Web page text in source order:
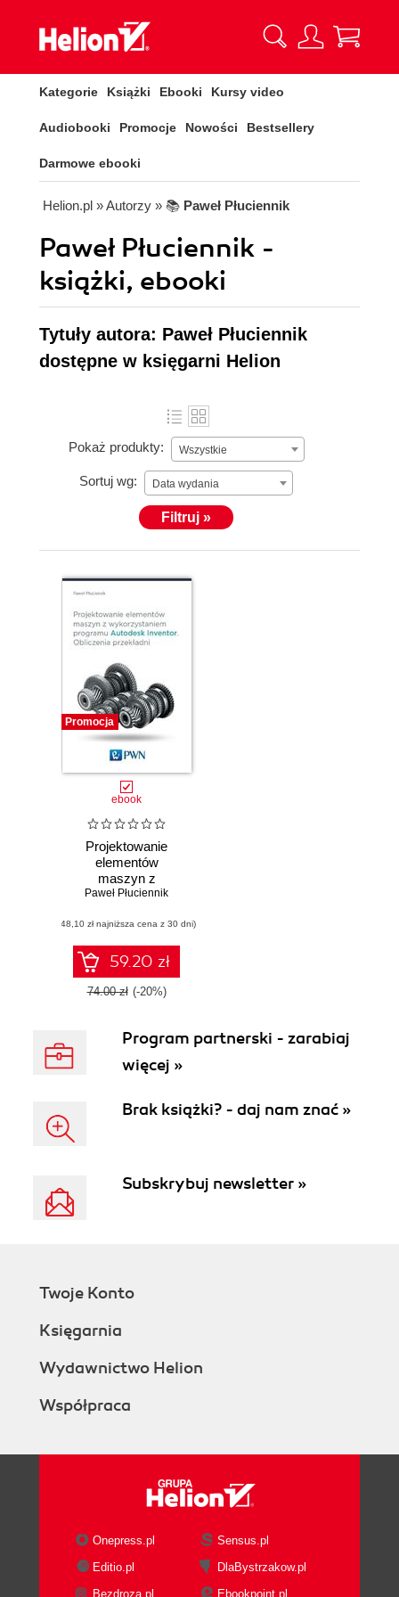
Kategorie Książki Ebooki Kursy video
Audiobooki Promocje Nowości Bestsellery
Darmowe ebooki
Helion.pl » Autorzy » 📚 Paweł Płuciennik
Paweł Płuciennik -
książki, ebooki
Tytuły autora: Paweł Płuciennik
dostępne w księgarni Helion
Pokaż produkty: Wszystkie
Sortuj wg: Data wydania
Filtruj »
Promocja
ebook
Projektowanie
elementów
maszyn z
wykorzystaniem
Autodesk Inventor
Paweł Płuciennik
(48,10 zł najniższa cena z 30 dni)
59.20 zł
74.00 zł (-20%)
Program partnerski - zarabiaj
więcej »
Brak książki? - daj nam znać »
Subskrybuj newsletter »
Twoje Konto
Księgarnia
Wydawnictwo Helion
Współpraca
Onepress.pl
Sensus.pl
Editio.pl
DlaBystrzakow.pl
Bezdroza.pl
Ebookpoint.pl